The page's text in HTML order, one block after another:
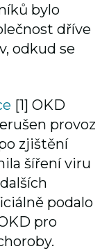
bylo
dříve
odkud se
[1] OKD
provoz
zjištění
šíření viru
podalo
pro